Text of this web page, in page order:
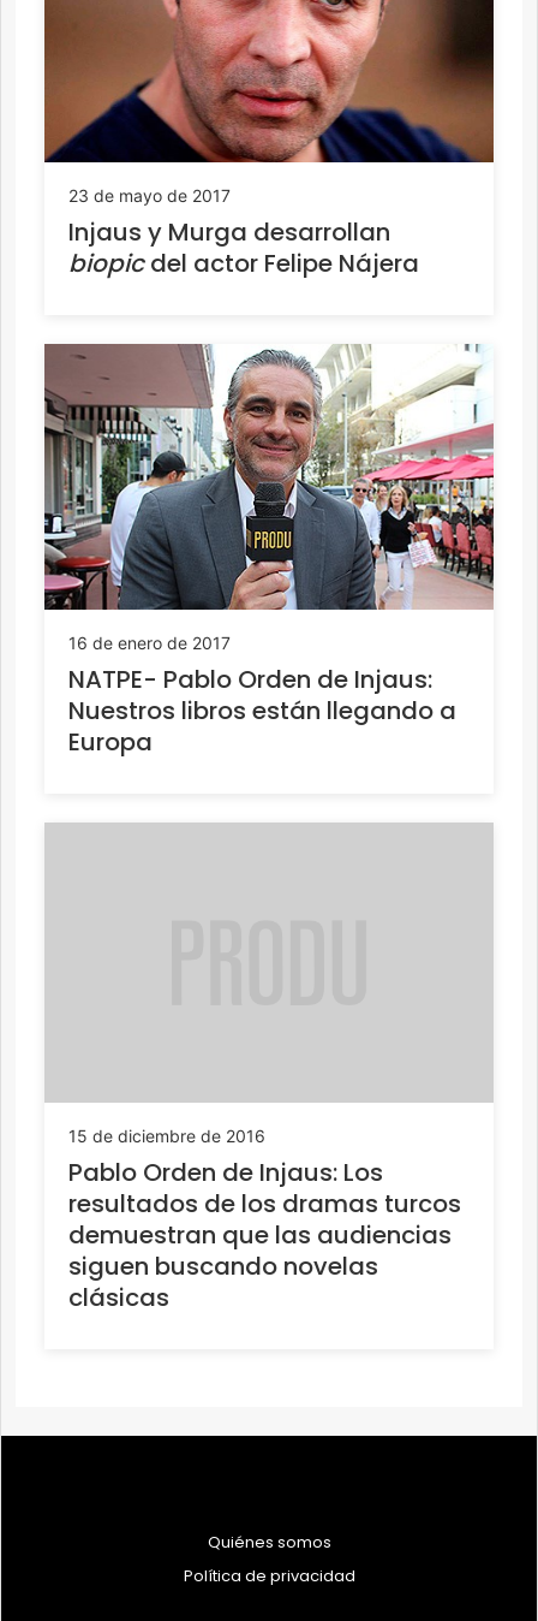
23 de mayo de 2017
Injaus y Murga desarrollan
biopicdel actor Felipe Nájera
16 de enero de 2017
NATPE- Pablo Orden de Injaus:
Nuestros libros están llegando a
Europa
15 de diciembre de 2016
Pablo Orden de Injaus: Los
resultados de los dramas turcos
demuestran que las audiencias
siguen buscando novelas
clásicas
Quiénes somos
Política de privacidad